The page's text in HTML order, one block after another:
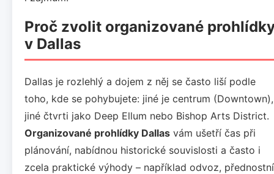
Proč zvolit organizované
v Dallas
Dallas je rozlehlý a dojem z něj se často liší podle
toho, kde se pohybujete: jiné je centrum (Downtown),
jiné čtvrti jako Deep Ellum nebo Bishop Arts District.
Organizované prohlídky Dallas vám ušetří čas při
plánování, nabídnou historické souvislosti a často i
zcela praktické výhody – například odvoz, přednostní